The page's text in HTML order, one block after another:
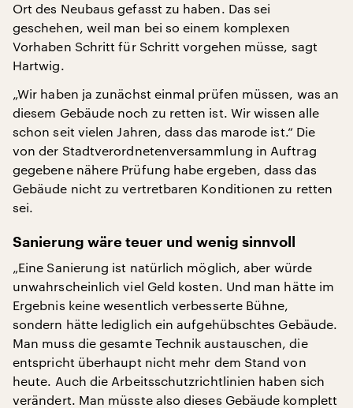
Ort des Neubaus gefasst zu haben. Das sei
geschehen, weil man bei so einem komplexen
Vorhaben Schritt für Schritt vorgehen müsse, sagt
Hartwig.
„Wir haben ja zunächst einmal prüfen müssen, was an
diesem Gebäude noch zu retten ist. Wir wissen alle
schon seit vielen Jahren, dass das marode ist.“ Die
von der Stadtverordnetenversammlung in Auftrag
gegebene nähere Prüfung habe ergeben, dass das
Gebäude nicht zu vertretbaren Konditionen zu retten
sei.
Sanierung wäre teuer und wenig sinnvoll
„Eine Sanierung ist natürlich möglich, aber würde
unwahrscheinlich viel Geld kosten. Und man hätte im
Ergebnis keine wesentlich verbesserte Bühne,
sondern hätte lediglich ein aufgehübschtes Gebäude.
Man muss die gesamte Technik austauschen, die
entspricht überhaupt nicht mehr dem Stand von
heute. Auch die Arbeitsschutzrichtlinien haben sich
verändert. Man müsste also dieses Gebäude komplett